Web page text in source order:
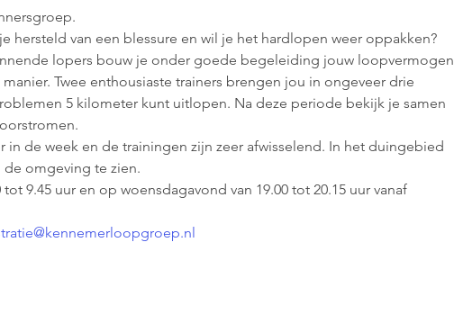
van een blessure en wil je het hardlopen weer oppakken?
lopers bouw je onder goede begeleiding jouw loopvermogen
Twee enthousiaste trainers brengen jou in ongeveer drie
5 kilometer kunt uitlopen. Na deze periode bekijk je samen
de week en de trainingen zijn zeer afwisselend. In het duingebied
omgeving te zien.
9.45 uur en op woensdagavond van 19.00 tot 20.15 uur vanaf